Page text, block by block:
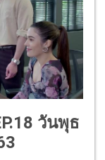
วันพุธ